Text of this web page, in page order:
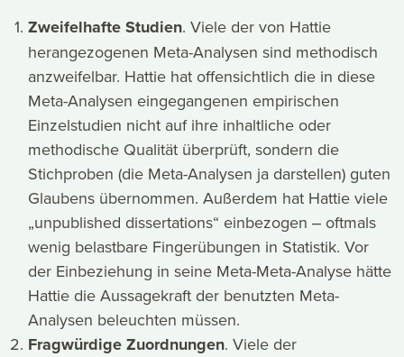
Zweifelhafte Studien. Viele der von Hattie
herangezogenen Meta-Analysen sind methodisch
anzweifelbar. Hattie hat offensichtlich die in diese
Meta-Analysen eingegangenen empirischen
Einzelstudien nicht auf ihre inhaltliche oder
methodische Qualität überprüft, sondern die
Stichproben (die Meta-Analysen ja darstellen) guten
Glaubens übernommen. Außerdem hat Hattie viele
„unpublished dissertations“ einbezogen ‒ oftmals
wenig belastbare Fingerübungen in Statistik. Vor
der Einbeziehung in seine Meta-Meta-Analyse hätte
Hattie die Aussagekraft der benutzten Meta-
Analysen beleuchten müssen.
Fragwürdige Zuordnungen. Viele der